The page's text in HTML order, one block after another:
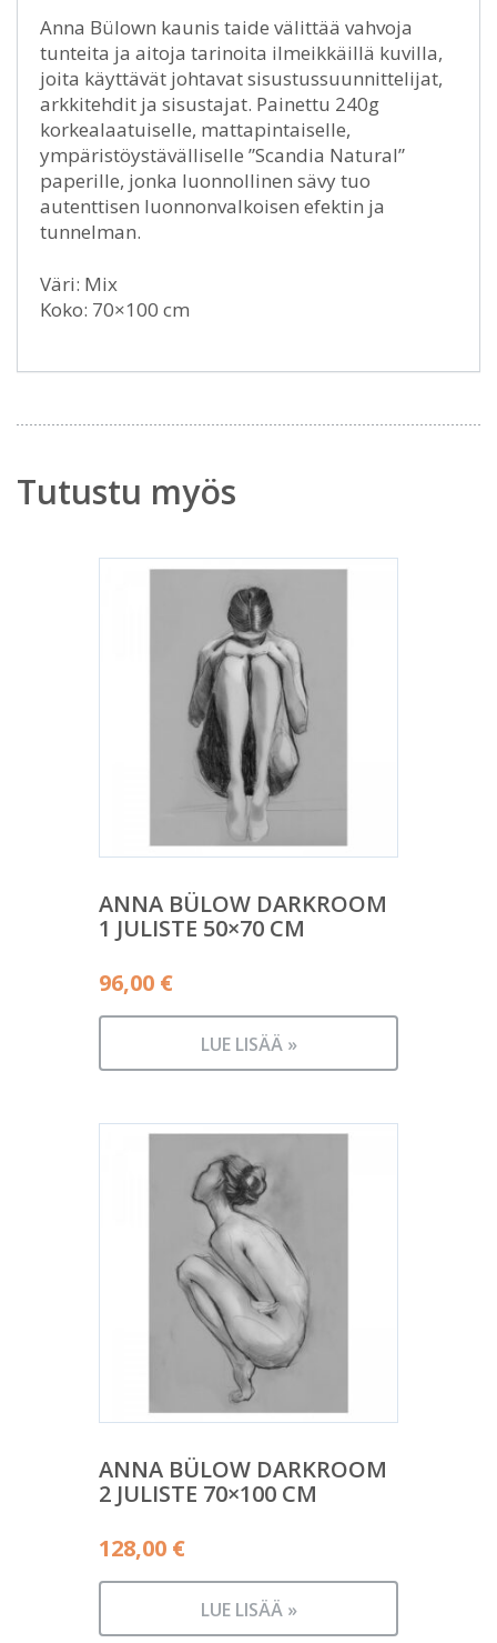
Anna Bülown kaunis taide välittää vahvoja
tunteita ja aitoja tarinoita ilmeikkäillä kuvilla,
joita käyttävät johtavat sisustussuunnittelijat,
arkkitehdit ja sisustajat. Painettu 240g
korkealaatuiselle, mattapintaiselle,
ympäristöystävälliselle ”Scandia Natural”
paperille, jonka luonnollinen sävy tuo
autenttisen luonnonvalkoisen efektin ja
tunnelman.
Väri: Mix
Koko: 70×100 cm
Tutustu myös
ANNA BÜLOW DARKROOM
1 JULISTE 50×70 CM
96,00 €
LUE LISÄÄ »
ANNA BÜLOW DARKROOM
2 JULISTE 70×100 CM
128,00 €
LUE LISÄÄ »